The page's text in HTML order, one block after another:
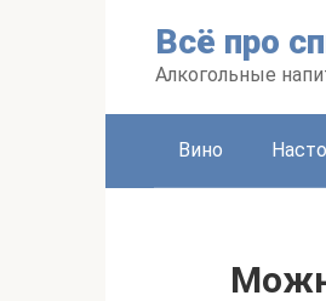
Всё про
Алкогольные
Вино